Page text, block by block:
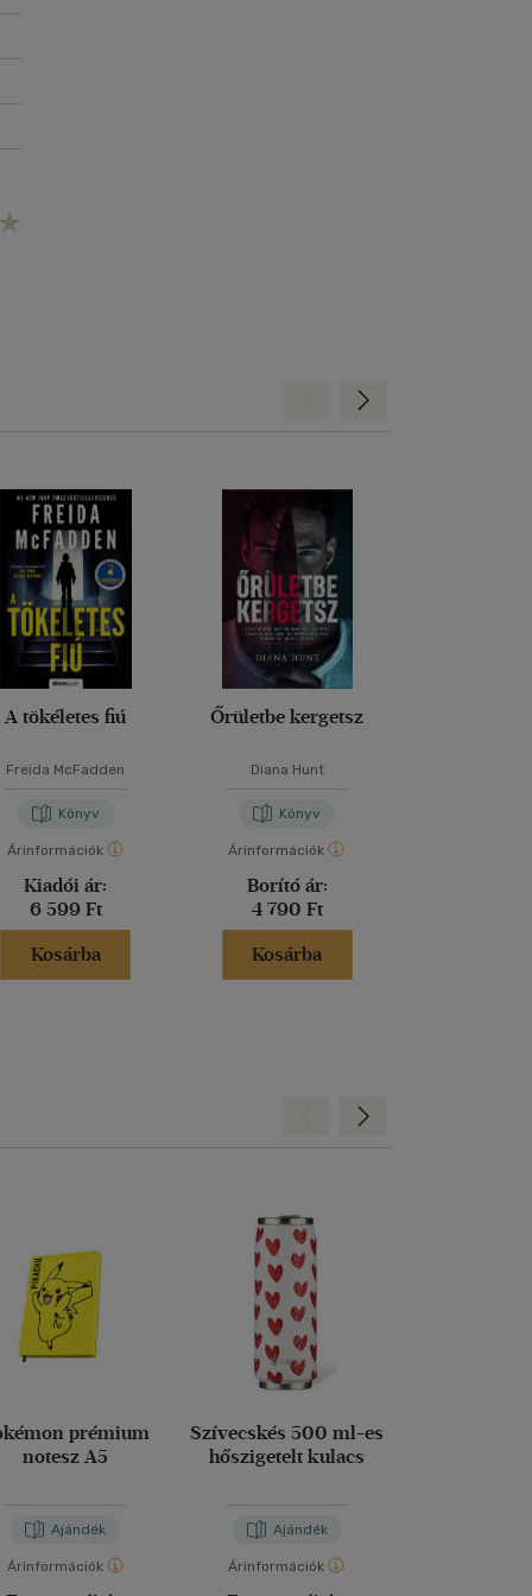
A tökéletes fiú
Freida McFadden
Könyv
Árinformációk
Kiadói ár:
6 599 Ft
Kosárba
Őrületbe kergetsz
Diana Hunt
Könyv
Árinformációk
Borító ár:
4 790 Ft
Kosárba
Előre
prémium
notesz A5
Ajándék
Árinformációk
Szívecskés 500 ml-es
hőszigetelt kulacs
Ajándék
Árinformációk
Előre